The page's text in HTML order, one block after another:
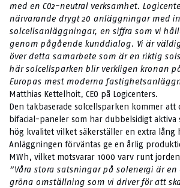
med en CO2-neutral verksamhet.
närvarande drygt 20 anläggningar med
solcellsanläggningar, en siffra som vi
genom pågående kunddialog. Vi är
över detta samarbete som är en riktig
här solcellsparken blir verkligen kronan
Europas mest moderna
Matthias Kettelhoit, CEO på Logicenters.
Den takbaserade solcellsparken kommer att
bifacial-paneler som har dubbelsidigt aktiva
hög kvalitet vilket säkerställer en extra lång
Anläggningen förväntas ge en årlig
MWh, vilket motsvarar 1000 varv runt
”Våra stora satsningar på solenergi är en
gröna omställning som vi driver för att